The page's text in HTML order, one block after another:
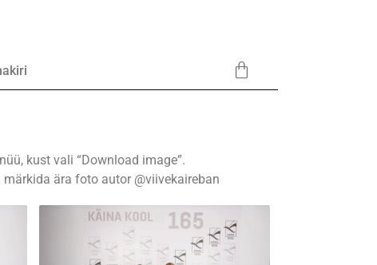
kust vali “Download image”.
ära foto autor @viivekaireban